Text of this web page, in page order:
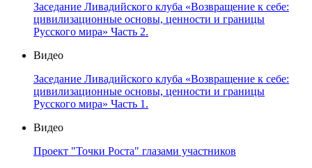
Заседание Ливадийского клуба «Возвращение к себе:
цивилизационные основы, ценности и границы
Русского мира» Часть 2.
Видео
Заседание Ливадийского клуба «Возвращение к себе:
цивилизационные основы, ценности и границы
Русского мира» Часть 1.
Видео
Проект "Точки Роста" глазами участников